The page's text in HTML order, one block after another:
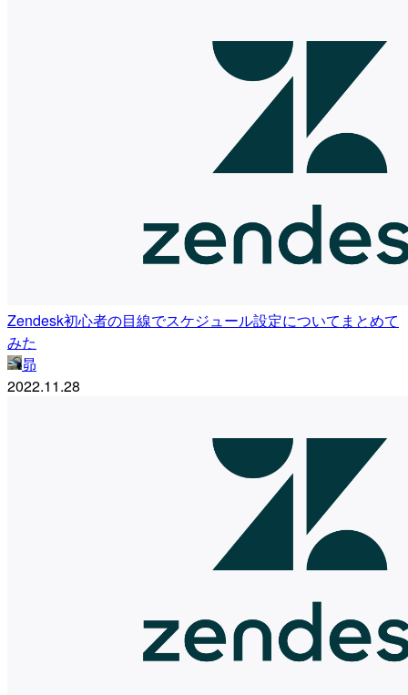
Zendesk初心者の目線でスケジュール設定についてまとめて
みた
昴
2022.11.28